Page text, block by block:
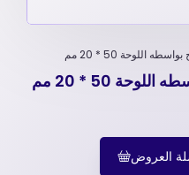
اللوحة 50 * 20 مم
50 * 20 مم
العروض